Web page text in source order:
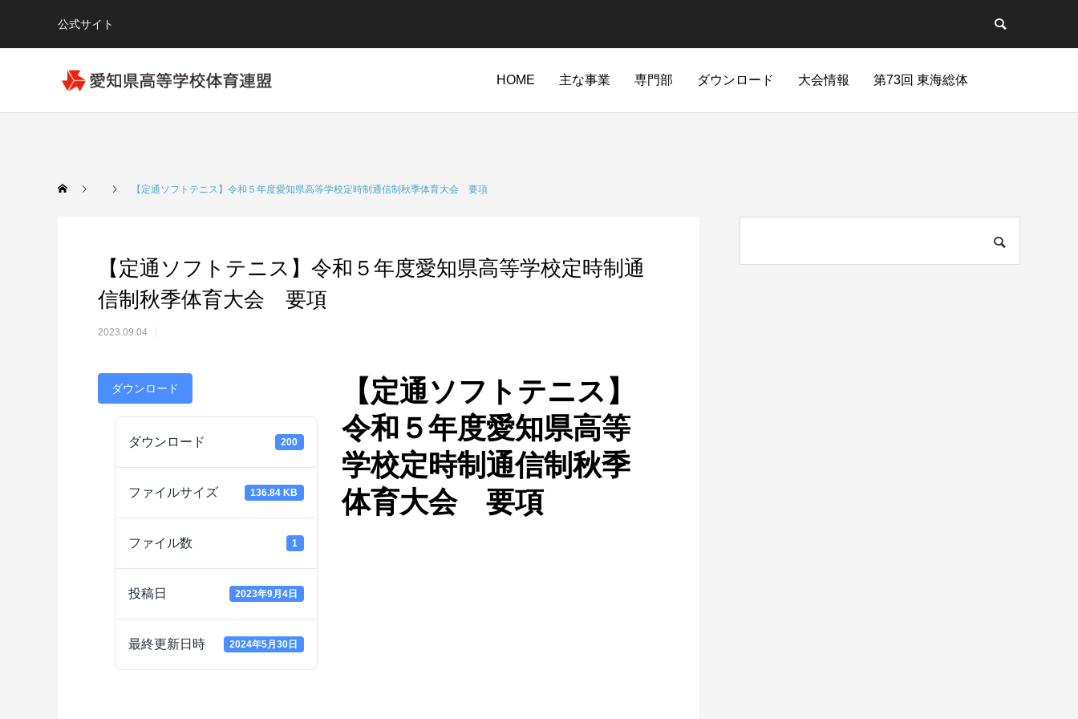
公式サイト
HOME 主な事業 専門部 ダウンロード 大会情報 第73回 東海総体
【定通ソフトテニス】令和５年度愛知県高等学校定時制通信制秋季体育大会 要項
【定通ソフトテニス】令和５年度愛知県高等学校定時制通
信制秋季体育大会 要項
2023.09.04
ダウンロード
ダウンロード 200
ファイルサイズ 136.84 KB
ファイル数 1
投稿日 2023年9月4日
最終更新日時 2024年5月30日
【定通ソフトテニス】
令和５年度愛知県高等
学校定時制通信制秋季
体育大会 要項